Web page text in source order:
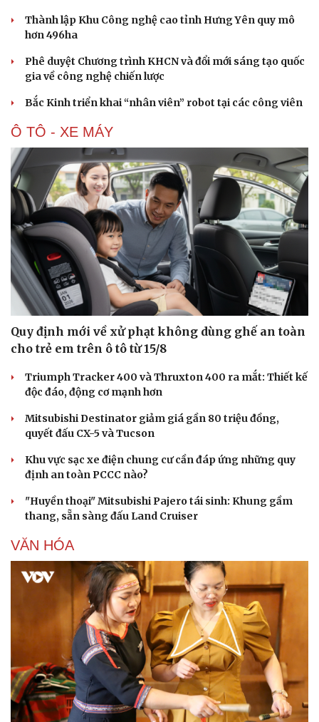
Du lịch
Podcast
Câu chuyện thời sự
Đọc truyện đêm khuya
Cửa sổ tình yêu
Kể chuyện cho bé
Hạt giống tâm hồn
Thành lập Khu Công nghệ cao tỉnh Hưng Yên quy mô
hơn 496ha
Phê duyệt Chương trình KHCN và đổi mới sáng tạo quốc
gia về công nghệ chiến lược
Bắc Kinh triển khai “nhân viên” robot tại các công viên
Ô TÔ - XE MÁY
Quy định mới về xử phạt không dùng ghế an toàn
cho trẻ em trên ô tô từ 15/8
Triumph Tracker 400 và Thruxton 400 ra mắt: Thiết kế
độc đáo, động cơ mạnh hơn
Mitsubishi Destinator giảm giá gần 80 triệu đồng,
quyết đấu CX-5 và Tucson
Khu vực sạc xe điện chung cư cần đáp ứng những quy
định an toàn PCCC nào?
"Huyền thoại" Mitsubishi Pajero tái sinh: Khung gầm
thang, sẵn sàng đấu Land Cruiser
VĂN HÓA